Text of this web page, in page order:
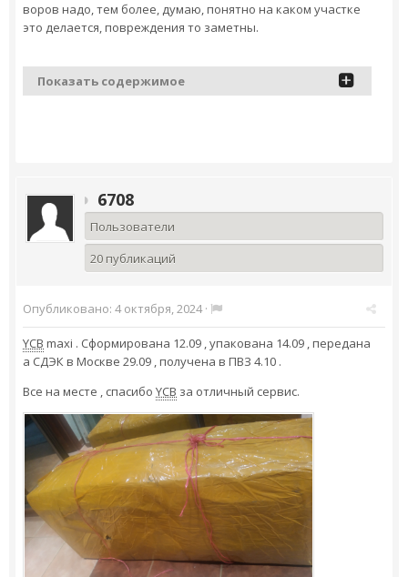
воров надо, тем более, думаю, понятно на каком участке
это делается, повреждения то заметны.
Показать содержимое
6708
Пользователи
20 публикаций
Опубликовано: 4 октября, 2024·
YCB maxi . Сформирована 12.09 , упакована 14.09 , передана
а СДЭК в Москве 29.09 , получена в ПВЗ 4.10 .
Все на месте , спасибо YCB за отличный сервис.